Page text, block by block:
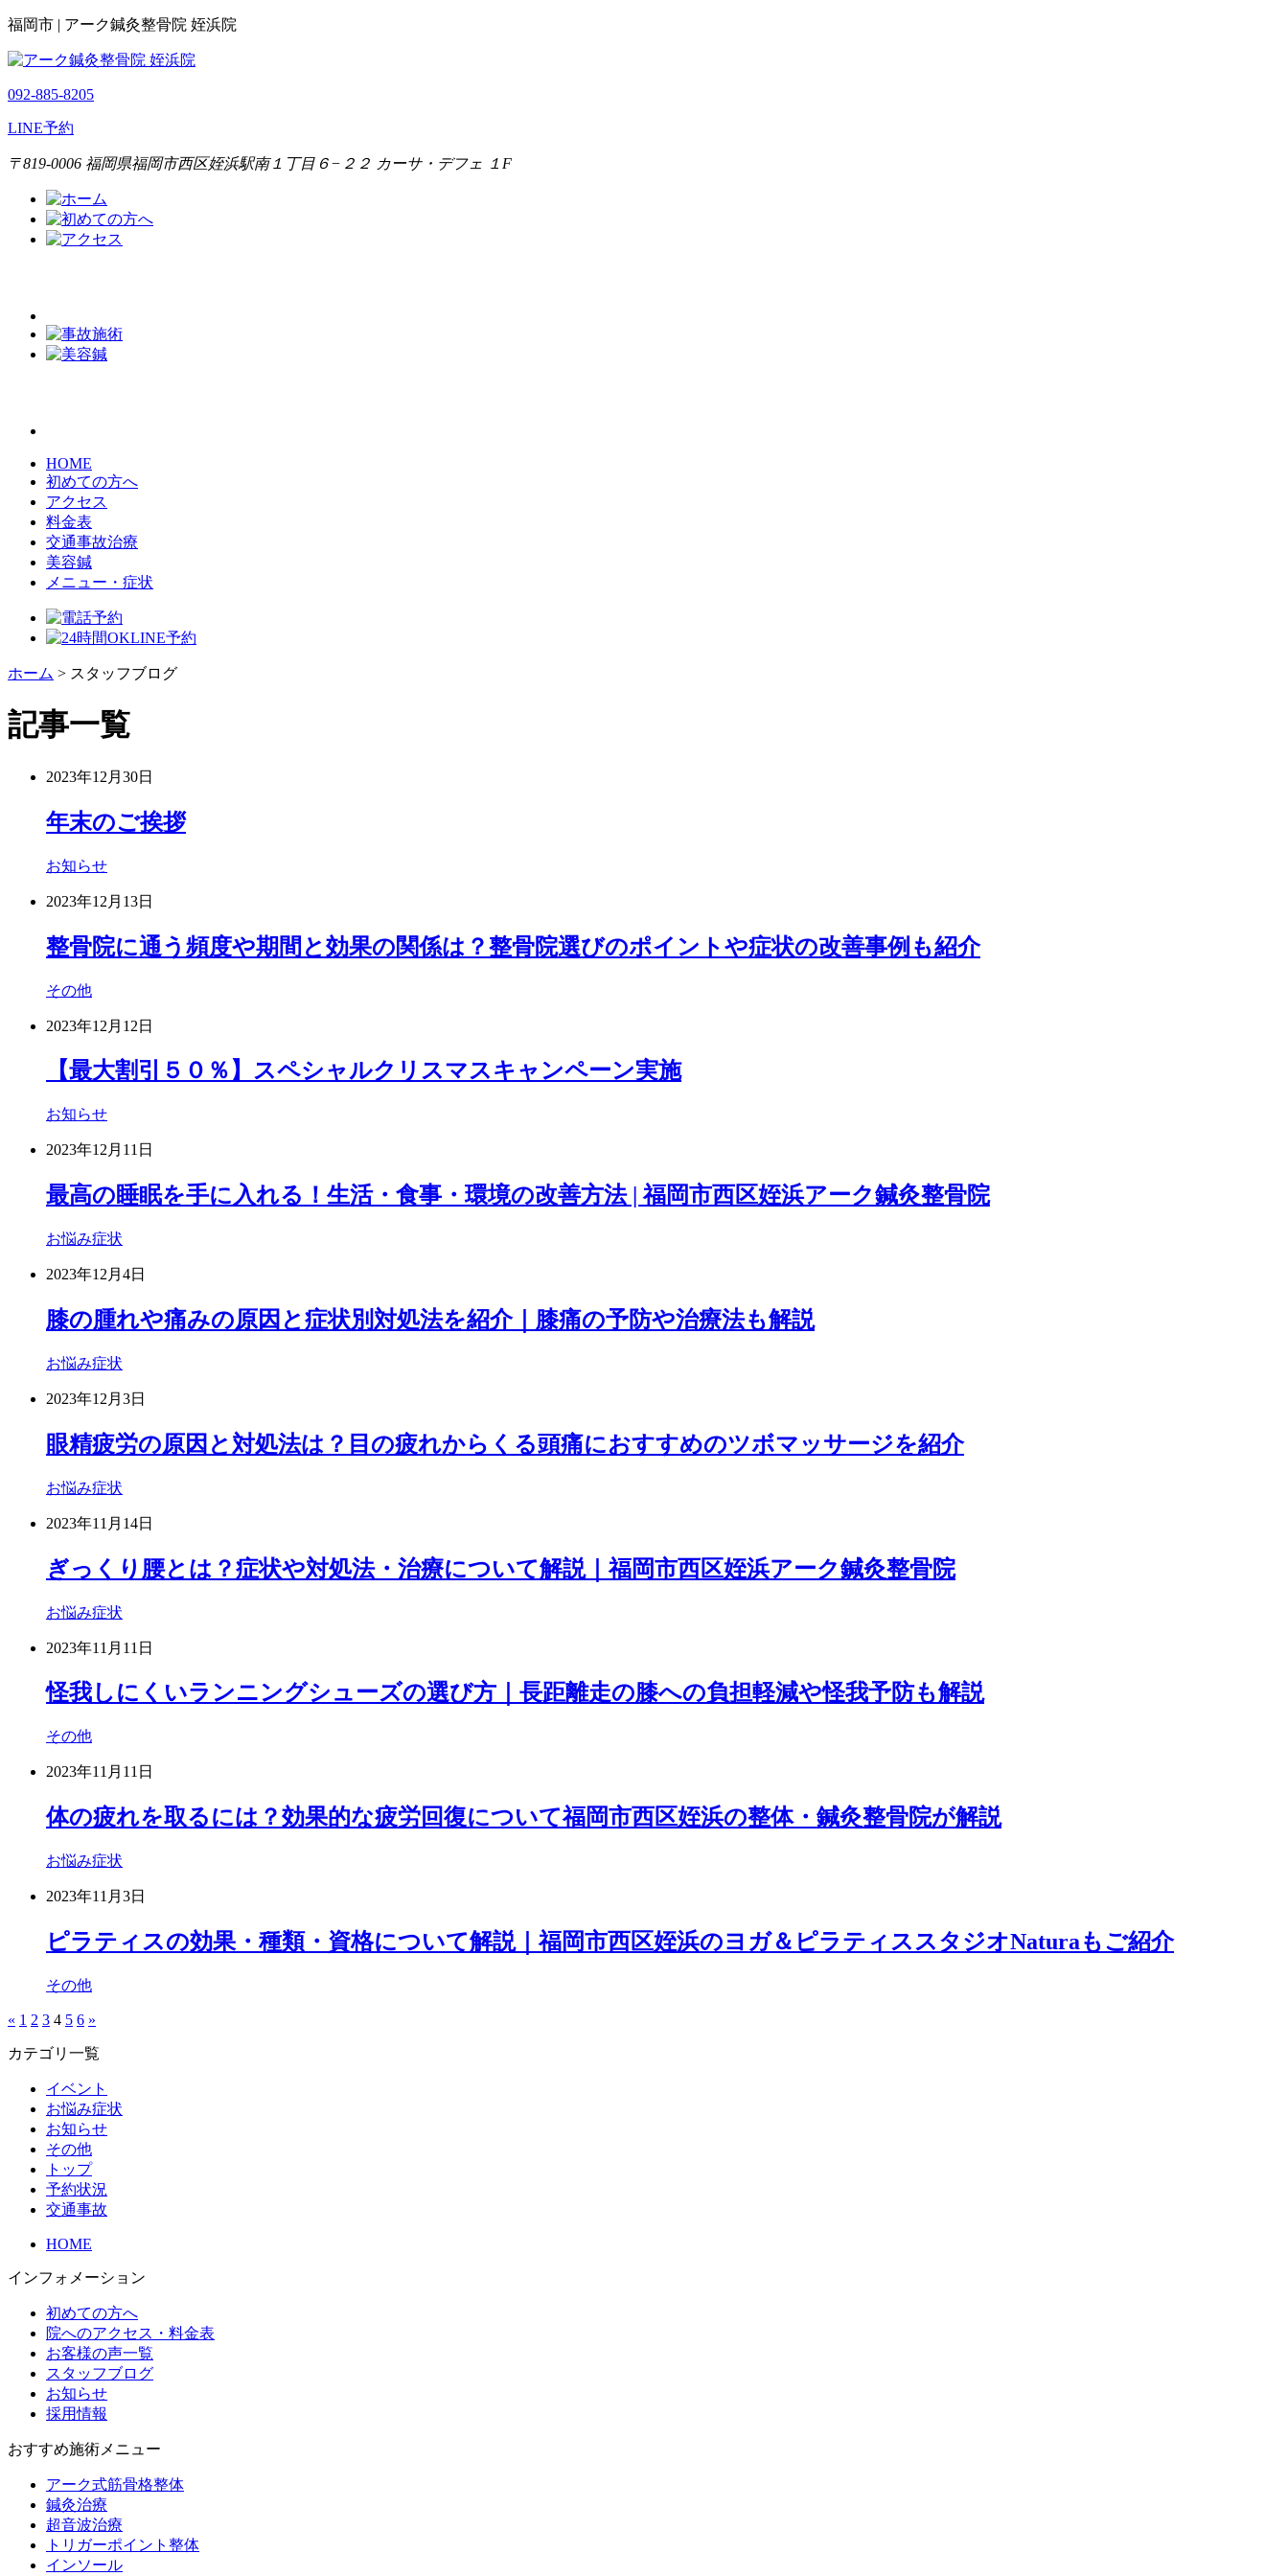
福岡市 | アーク鍼灸整骨院 姪浜院
092-885-8205
LINE予約
〒819-0006 福岡県福岡市西区姪浜駅南１丁目６−２２ カーサ・デフェ １F
HOME
初めての方へ
アクセス
料金表
交通事故治療
美容鍼
メニュー・症状
ホーム > スタッフブログ
記事一覧
2023年12月30日
年末のご挨拶
お知らせ
2023年12月13日
整骨院に通う頻度や期間と効果の関係は？整骨院選びのポイントや症状の改善事例も紹介
その他
2023年12月12日
【最大割引５０％】スペシャルクリスマスキャンペーン実施
お知らせ
2023年12月11日
最高の睡眠を手に入れる！生活・食事・環境の改善方法 | 福岡市西区姪浜アーク鍼灸整骨院
お悩み症状
2023年12月4日
膝の腫れや痛みの原因と症状別対処法を紹介｜膝痛の予防や治療法も解説
お悩み症状
2023年12月3日
眼精疲労の原因と対処法は？目の疲れからくる頭痛におすすめのツボマッサージを紹介
お悩み症状
2023年11月14日
ぎっくり腰とは？症状や対処法・治療について解説｜福岡市西区姪浜アーク鍼灸整骨院
お悩み症状
2023年11月11日
怪我しにくいランニングシューズの選び方｜長距離走の膝への負担軽減や怪我予防も解説
その他
2023年11月11日
体の疲れを取るには？効果的な疲労回復について福岡市西区姪浜の整体・鍼灸整骨院が解説
お悩み症状
2023年11月3日
ピラティスの効果・種類・資格について解説｜福岡市西区姪浜のヨガ＆ピラティススタジオNaturaもご紹介
その他
« 1 2 3 4 5 6 »
カテゴリ一覧
イベント
お悩み症状
お知らせ
その他
トップ
予約状況
交通事故
HOME
インフォメーション
初めての方へ
院へのアクセス・料金表
お客様の声一覧
スタッフブログ
お知らせ
採用情報
おすすめ施術メニュー
アーク式筋骨格整体
鍼灸治療
超音波治療
トリガーポイント整体
インソール